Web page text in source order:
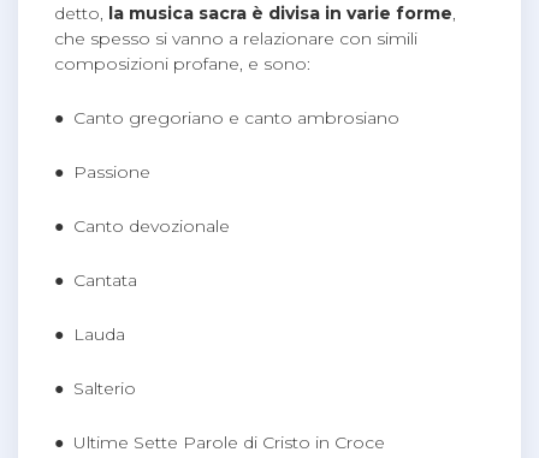
detto, la musica sacra è divisa in varie forme,
che spesso si vanno a relazionare con simili
composizioni profane, e sono:
● Canto gregoriano e canto ambrosiano
● Passione
● Canto devozionale
● Cantata
● Lauda
● Salterio
● Ultime Sette Parole di Cristo in Croce